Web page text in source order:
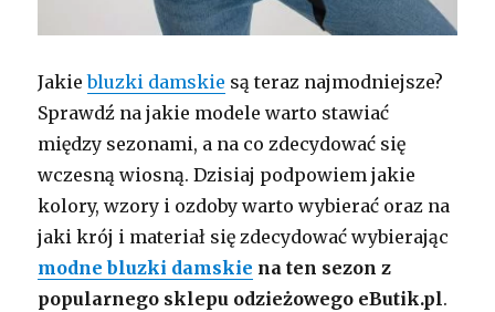
Jakiebluzki damskie są teraz najmodniejsze?
Sprawdź na jakie modele warto stawiać
między sezonami, a na co zdecydować się
wczesną wiosną. Dzisiaj podpowiem jakie
kolory, wzory i ozdoby warto wybierać oraz na
jaki krój i materiał się zdecydować wybierając
modne bluzki damskie na ten sezon z
popularnego sklepu odzieżowego eButik.pl.